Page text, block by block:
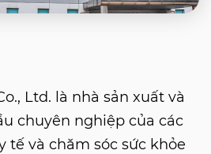
Ltd. là nhà sản xuất và
chuyên nghiệp của các
tế và chăm sóc sức khỏe